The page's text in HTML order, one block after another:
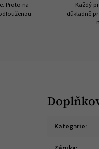
Proto na
Každý
důkladně
Kategorie: